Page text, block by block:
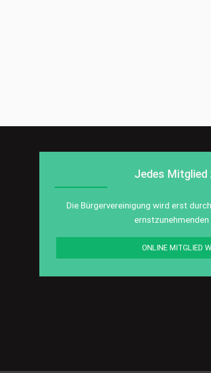
Jedes Mitglied
Die Bürgervereinigung wird erst
ernstzunehmenden
ONLINE MITGLIED